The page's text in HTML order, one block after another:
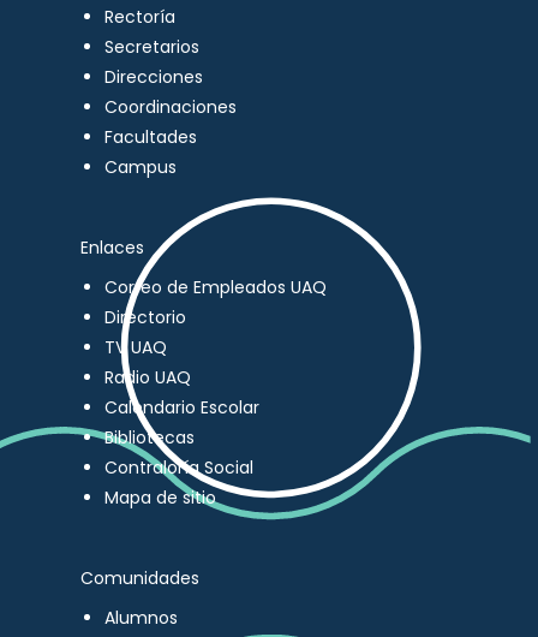
Rectoría
Secretarios
Direcciones
Coordinaciones
Facultades
Campus
Enlaces
Correo de Empleados UAQ
Directorio
TV UAQ
Radio UAQ
Calendario Escolar
Bibliotecas
Contraloría Social
Mapa de sitio
Comunidades
Alumnos